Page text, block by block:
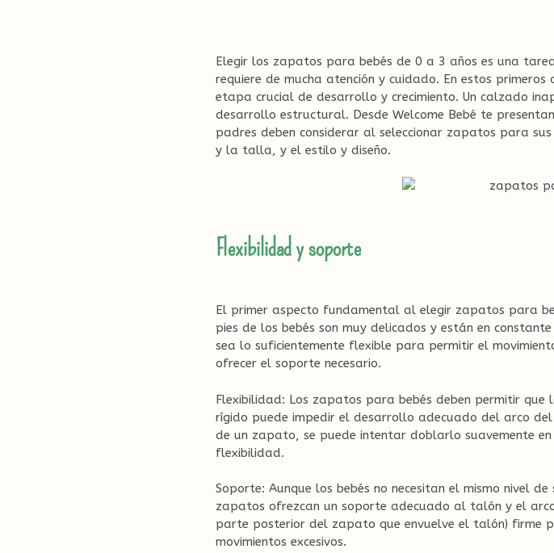
Elegir los zapatos para bebés de 0 a 3 años es una
requiere de mucha atención y cuidado. En estos
etapa crucial de desarrollo y crecimiento. Un calzado
desarrollo estructural. Desde Welcome Bebé te
padres deben considerar al seleccionar zapatos para
y la talla, y el estilo y diseño.
Flexibilidad y soporte
El primer aspecto fundamental al elegir zapatos para
pies de los bebés son muy delicados y están en
sea lo suficientemente flexible para permitir el
ofrecer el soporte necesario.
Flexibilidad: Los zapatos para bebés deben permitir que
rígido puede impedir el desarrollo adecuado del arco
de un zapato, se puede intentar doblarlo suavemente
flexibilidad.
Soporte: Aunque los bebés no necesitan el mismo nivel
zapatos ofrezcan un soporte adecuado al talón y el
parte posterior del zapato que envuelve el talón) firme
movimientos excesivos.